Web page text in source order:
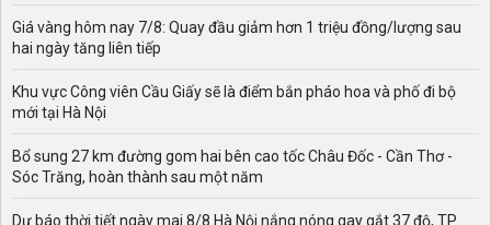
Giá vàng hôm nay 7/8: Quay đầu giảm hơn 1 triệu đồng/lượng sau
hai ngày tăng liên tiếp
Khu vực Công viên Cầu Giấy sẽ là điểm bắn pháo hoa và phố đi bộ
mới tại Hà Nội
Bổ sung 27 km đường gom hai bên cao tốc Châu Đốc - Cần Thơ -
Sóc Trăng, hoàn thành sau một năm
Dự báo thời tiết ngày mai 8/8 Hà Nội nắng nóng gay gắt 37 độ, TP